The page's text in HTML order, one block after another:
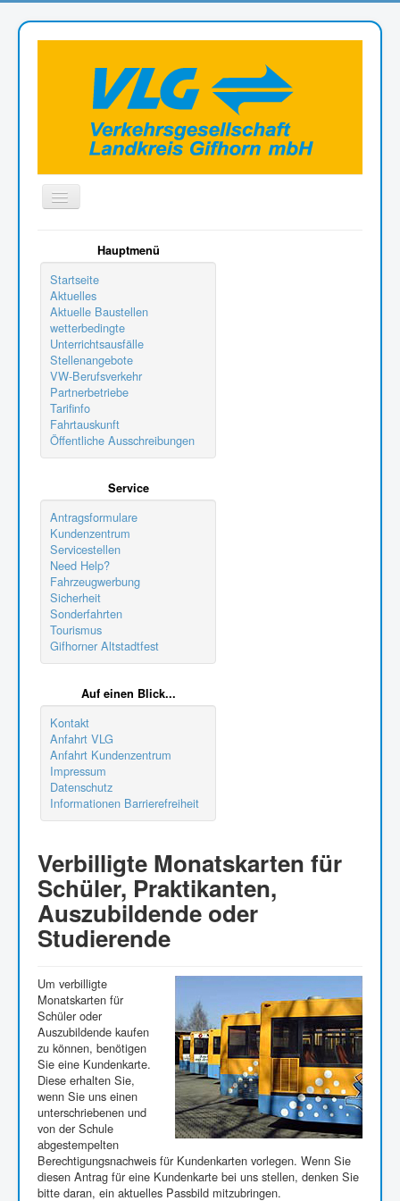
Toggle
Navigation
Aktuelle Seite: Antragsformulare
Verbilligte Monatskarten für Schüler, Praktikanten,
Auszubildende oder Studierende
Hauptmenü
Startseite
Aktuelles
Aktuelle Baustellen
wetterbedingte
Unterrichtsausfälle
Stellenangebote
VW-Berufsverkehr
Partnerbetriebe
Tarifinfo
Fahrtauskunft
Öffentliche Ausschreibungen
Service
Antragsformulare
Kundenzentrum
Servicestellen
Need Help?
Fahrzeugwerbung
Sicherheit
Sonderfahrten
Tourismus
Gifhorner Altstadtfest
Auf einen Blick...
Kontakt
Anfahrt VLG
Anfahrt Kundenzentrum
Impressum
Datenschutz
Informationen Barrierefreiheit
Verbilligte Monatskarten für
Schüler, Praktikanten,
Auszubildende oder
Studierende
Um verbilligte
Monatskarten für
Schüler oder
Auszubildende kaufen
zu können, benötigen
Sie eine Kundenkarte.
Diese erhalten Sie,
wenn Sie uns einen
unterschriebenen und
von der Schule
abgestempelten
Berechtigungsnachweis für Kundenkarten vorlegen. Wenn Sie
diesen Antrag für eine Kundenkarte bei uns stellen, denken Sie
bitte daran, ein aktuelles Passbild mitzubringen.